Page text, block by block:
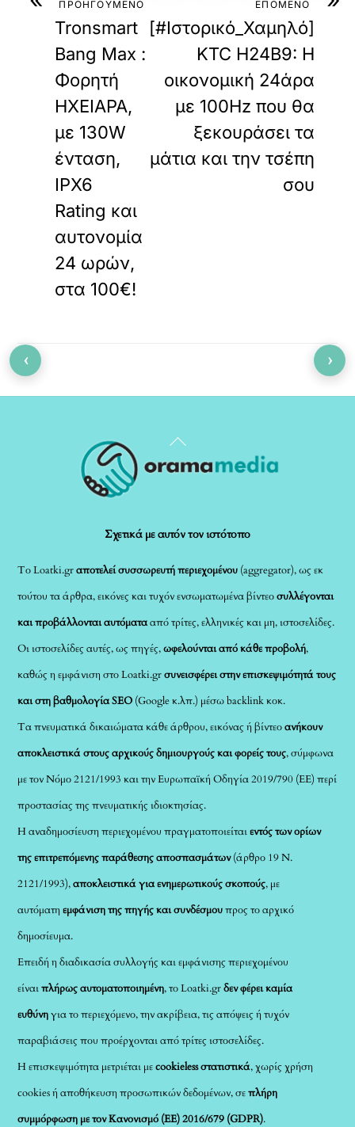
ΠΡΟΗΓΟΥΜΕΝΟ
Tronsmart
Bang Max :
Φορητή
ΗΧΕΙΑΡΑ,
με 130W
ένταση,
IPX6
Rating και
αυτονομία
24 ωρών,
στα 100€!
ΕΠΟΜΕΝΟ
[#Ιστορικό_Χαμηλό]
KTC H24B9: Η
οικονομική 24άρα
με 100Hz που θα
ξεκουράσει τα
μάτια και την τσέπη
σου
Back
To
Σχετικά με αυτόν τον ιστότοπο
Το Loatki.grαποτελεί συσσωρευτή περιεχομένου (aggregator), ως εκ
τούτου τα άρθρα, εικόνες και τυχόν ενσωματωμένα βίντεοσυλλέγονται
και προβάλλονται αυτόματααπό τρίτες, ελληνικές και μη, ιστοσελίδες.
Οι ιστοσελίδες αυτές, ως πηγές,ωφελούνται από κάθε προβολή,
καθώς η εμφάνιση στο Loatki.grσυνεισφέρει στην επισκεψιμότητά τους
και στη βαθμολογία SEO (Google κ.λπ.) μέσω backlink κοκ.
Τα πνευματικά δικαιώματα κάθε άρθρου, εικόνας ή βίντεοανήκουν
αποκλειστικά στους αρχικούς δημιουργούς και φορείς τους, σύμφωνα
με τον Νόμο 2121/1993 και την Ευρωπαϊκή Οδηγία 2019/790 (ΕΕ) περί
προστασίας της πνευματικής ιδιοκτησίας.
Η αναδημοσίευση περιεχομένου πραγματοποιείταιεντός των ορίων
της επιτρεπόμενης παράθεσης αποσπασμάτων(άρθρο 19 Ν.
2121/1993),αποκλειστικά για ενημερωτικούς σκοπούς, με
αυτόματηεμφάνιση της πηγής και συνδέσμουπρος το αρχικό
δημοσίευμα.
Επειδή η διαδικασία συλλογής και εμφάνισης περιεχομένου
είναιπλήρως αυτοματοποιημένη, το Loatki.grδεν φέρει καμία
ευθύνηγια το περιεχόμενο, την ακρίβεια, τις απόψεις ή τυχόν
παραβιάσεις που προέρχονται από τρίτες ιστοσελίδες.
Η επισκεψιμότητα μετριέται μεcookieless στατιστικά, χωρίς χρήση
cookies ή αποθήκευση προσωπικών δεδομένων, σεπλήρη
συμμόρφωση με τον Κανονισμό (ΕΕ) 2016/679 (GDPR).
‹ ›